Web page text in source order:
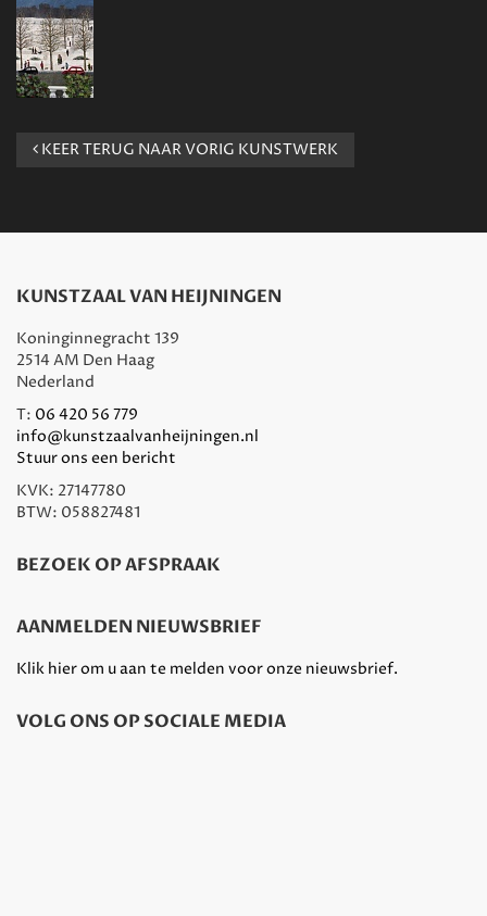
KEER TERUG NAAR VORIG KUNSTWERK
KUNSTZAAL VAN HEIJNINGEN
Koninginnegracht 139
2514 AM Den Haag
Nederland
T: 06 420 56 779
info@kunstzaalvanheijningen.nl
Stuur ons een bericht
KVK: 27147780
BTW: 058827481
BEZOEK OP AFSPRAAK
AANMELDEN NIEUWSBRIEF
Klik hier om u aan te melden voor onze nieuwsbrief.
VOLG ONS OP SOCIALE MEDIA